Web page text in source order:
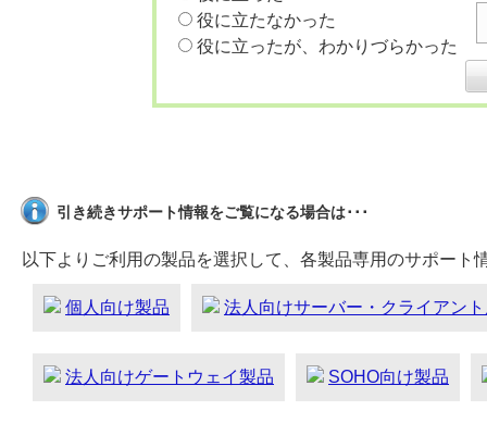
役に立たなかった
役に立ったが、わかりづらかった
引き続きサポート情報をご覧になる場合は･･･
以下よりご利用の製品を選択して、各製品専用のサポート
個人向け製品 法人向けサーバー・クライアン
法人向けゲートウェイ製品 SOHO向け製品